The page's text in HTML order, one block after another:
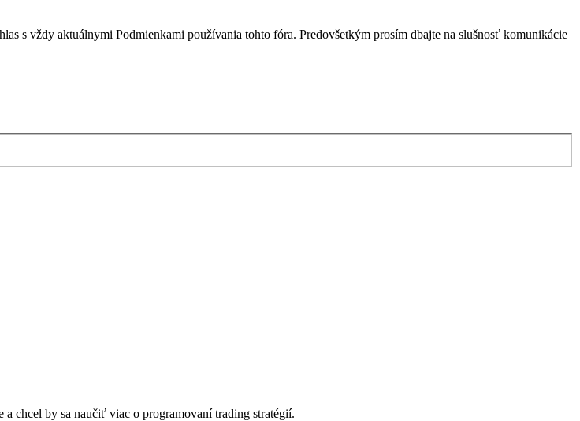
s vždy aktuálnymi Podmienkami používania tohto fóra. Predovšetkým prosím dbajte na slušnosť komunikácie
chcel by sa naučiť viac o programovaní trading stratégií.